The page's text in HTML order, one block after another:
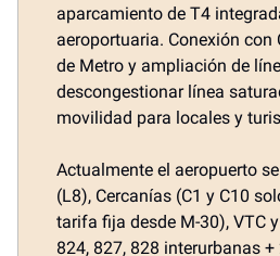
aparcamiento de T4
aeroportuaria. Conexión con
de Metro y ampliación de
descongestionar línea
movilidad para locales y
Actualmente el aeropuerto
(L8), Cercanías (C1 y C10
tarifa fija desde M-30), VTC
824, 827, 828 interurbanas +